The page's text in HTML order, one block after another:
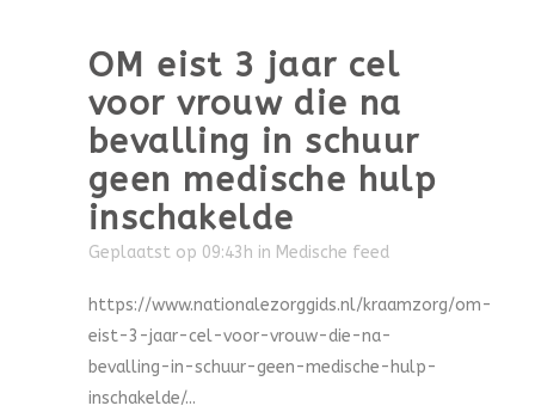
OM eist 3 jaar cel
voor vrouw die na
bevalling in schuur
geen medische hulp
inschakelde
Geplaatst op 09:43h in Medische feed
https://www.nationalezorggids.nl/kraamzorg/om-
eist-3-jaar-cel-voor-vrouw-die-na-
bevalling-in-schuur-geen-medische-hulp-
inschakelde/...